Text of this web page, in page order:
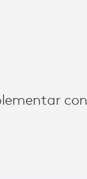
con